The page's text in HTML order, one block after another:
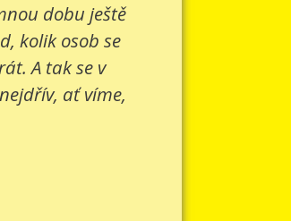
dobu ještě
kolik osob se
A tak se v
ať víme,